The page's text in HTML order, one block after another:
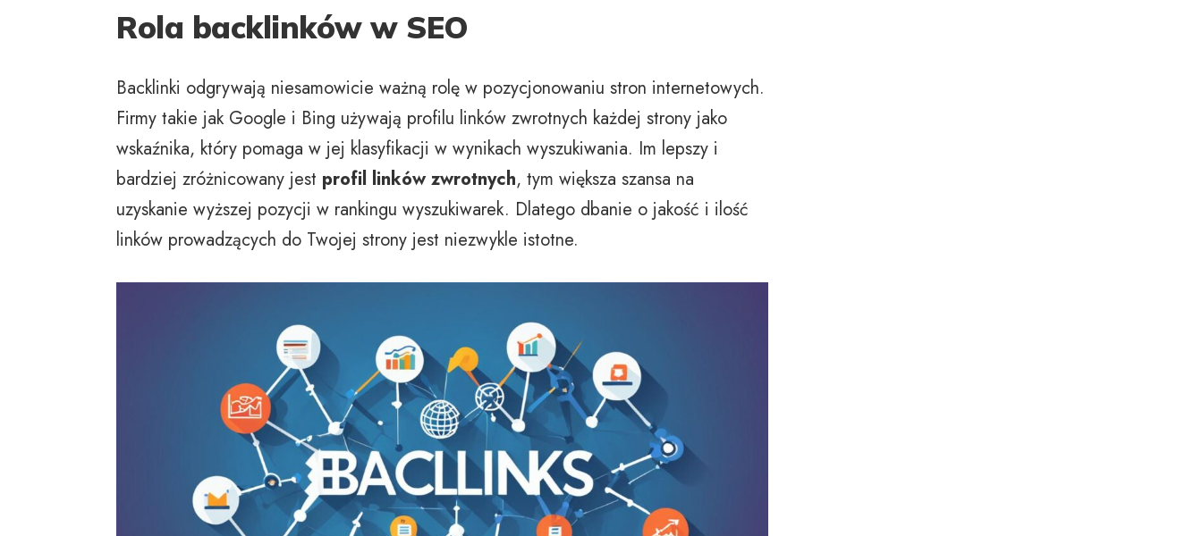
Rola backlinków w SEO
Backlinki odgrywają niesamowicie ważną rolę w pozycjonowaniu stron internetowych.
Firmy takie jak Google i Bing używają profilu linków zwrotnych każdej strony jako
wskaźnika, który pomaga w jej klasyfikacji w wynikach wyszukiwania. Im lepszy i
bardziej zróżnicowany jest profil linków zwrotnych, tym większa szansa na
uzyskanie wyższej pozycji w rankingu wyszukiwarek. Dlatego dbanie o jakość i ilość
linków prowadzących do Twojej strony jest niezwykle istotne.